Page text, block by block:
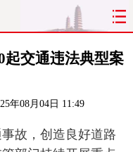
太原 山西
起交通违法典型案
年08月04日 11:49
故，创造良好道路